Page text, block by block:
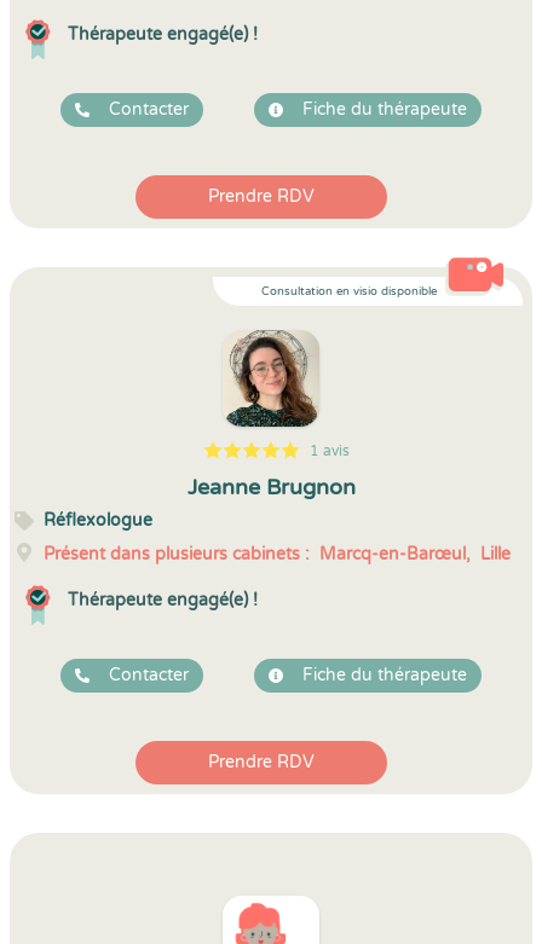
Thérapeute engagé(e) !
Contacter Fiche du thérapeute
Prendre RDV
Consultation en visio disponible
5
1
5
1 1 avis
Jeanne Brugnon
Réflexologue
Présent dans plusieurs cabinets : Marcq-en-Barœul, Lille
Thérapeute engagé(e) !
Contacter Fiche du thérapeute
Prendre RDV